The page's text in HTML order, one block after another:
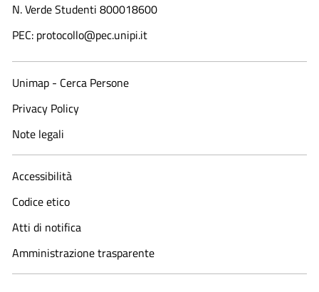
N. Verde Studenti 800018600​
PEC: protocollo@pec.unipi.it
Unimap - Cerca Persone
Privacy Policy
Note legali
Accessibilità
Codice etico
Atti di notifica
Amministrazione trasparente